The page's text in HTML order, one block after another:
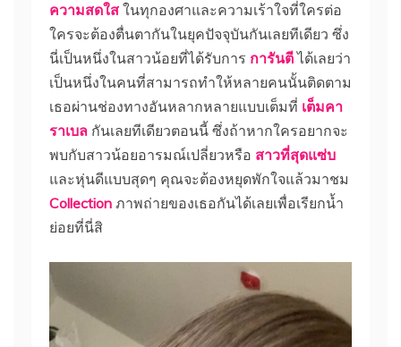
ความสดใส ในทุกองศาและความเร้าใจที่ใครต่อ
ใครจะต้องตื่นตากันในยุคปัจจุบันกันเลยทีเดียว ซึ่ง
นี่เป็นหนึ่งในสาวน้อยที่ได้รับการ การันตี ได้เลยว่า
เป็นหนึ่งในคนที่สามารถทำให้หลายคนนั้นติดตาม
เธอผ่านช่องทางอันหลากหลายแบบเต็มที่ เต็มคา
ราเบล กันเลยทีเดียวตอนนี้ ซึ่งถ้าหากใครอยากจะ
พบกับสาวน้อยอารมณ์เปลี่ยวหรือ สาวที่สุดแซ่บ
และหุ่นดีแบบสุดๆ คุณจะต้องหยุดพักใจแล้วมาชม
Collection ภาพถ่ายของเธอกันได้เลยเพื่อเรียกน้ำ
ย่อยที่นี่สิ